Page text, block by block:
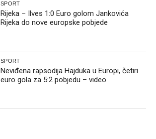
SPORT
Rijeka – Ilves 1:0 Euro golom Jankovića
Rijeka do nove europske pobjede
SPORT
Neviđena rapsodija Hajduka u Europi, četiri
euro gola za 5:2 pobjedu – video